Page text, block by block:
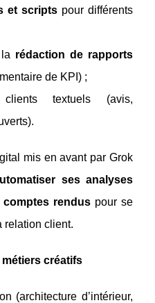
et scripts pour différents
rédaction de rapports
de KPI) ;
textuels (avis,
mis en avant par Grok
ses analyses
comptes rendus pour se
relation client.
créatifs
(architecture d’intérieur,